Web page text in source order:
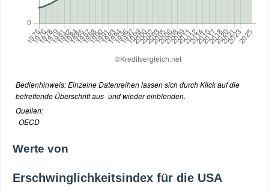
Bedienhinweis: Einzelne Datenreihen lassen sich durch Klick auf die
betreffende Überschrift aus- und wieder einblenden.
Quellen:
OECD
Werte von
Erschwinglichkeitsindex für die USA